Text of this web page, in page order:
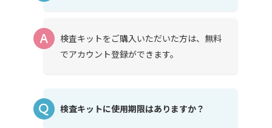
検査キットをご購入いただいた方は、無料
でアカウント登録ができます。
検査キットに使用期限はありますか？